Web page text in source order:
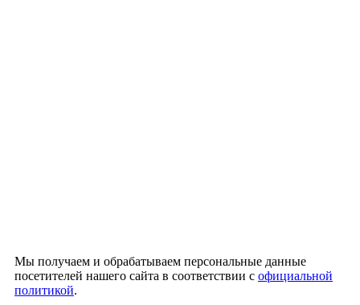
Мы получаем и обрабатываем персональные данные
посетителей нашего сайта в соответствии с официальной
политикой.